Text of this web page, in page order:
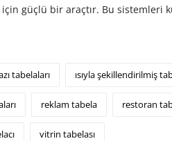
güçlü bir araçtır. Bu sistemleri
tabelaları ısıyla şekillendirilmiş
reklam tabela restoran
vitrin tabelası